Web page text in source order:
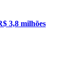
3,8 milhões